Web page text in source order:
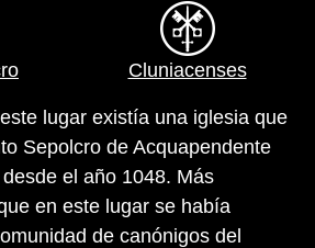
Cluniacenses
lugar existía una iglesia que
Sepolcro de Acquapendente
el año 1048. Más
en este lugar se había
de canónigos del